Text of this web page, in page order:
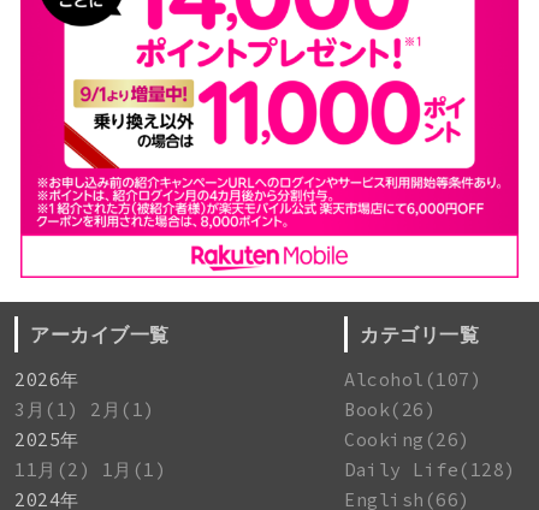
アーカイブ一覧
2026年
3月(1)
2月(1)
2025年
11月(2)
1月(1)
2024年
カテゴリ一覧
Alcohol(107)
Book(26)
Cooking(26)
Daily Life(128)
English(66)